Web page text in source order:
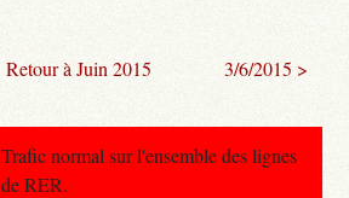
Retour à Juin 2015 3/6/2015 >
Trafic normal sur l'ensemble des lignes
de RER.